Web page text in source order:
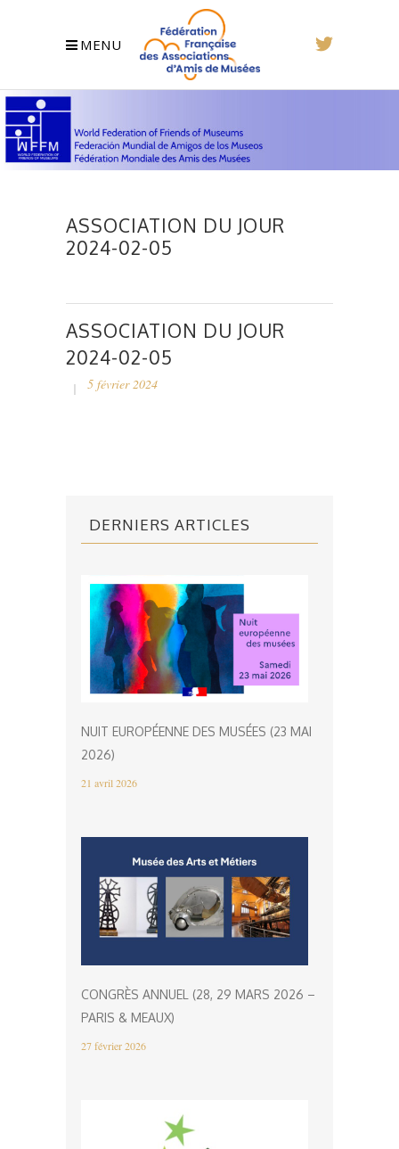
MENU
ASSOCIATION DU JOUR
2024-02-05
ASSOCIATION DU JOUR
2024-02-05
5 février 2024
DERNIERS ARTICLES
NUIT EUROPÉENNE DES MUSÉES (23 MAI
2026)
21 avril 2026
CONGRÈS ANNUEL (28, 29 MARS 2026 –
PARIS & MEAUX)
27 février 2026